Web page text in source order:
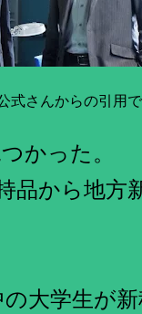
式さんからの引用で
かった。
品から地方
大学生が